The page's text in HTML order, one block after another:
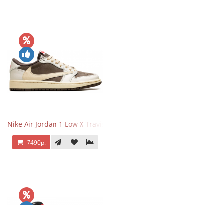
Nike Air Jordan 1 Low X Travis Scott Reverse Mocha
7490р.